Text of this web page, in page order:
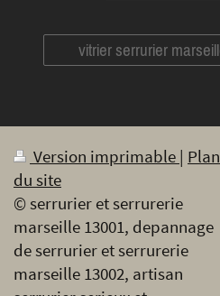
vitrier serrurier
Version imprimable | Plan
du site
© serrurier et serrurerie
marseille 13001, depannage
de serrurier et serrurerie
marseille 13002, artisan